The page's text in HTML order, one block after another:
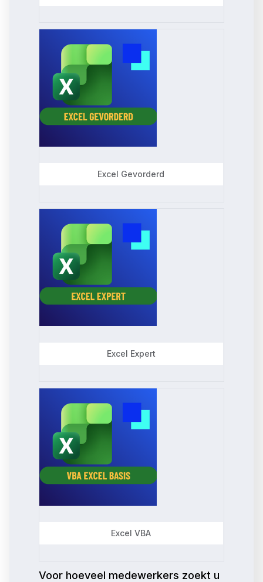
Excel Gevorderd
Excel Expert
Excel VBA
Voor hoeveel medewerkers zoekt u